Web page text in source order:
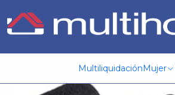
MultiliquidaciónMujer
Inicio Zapatilla